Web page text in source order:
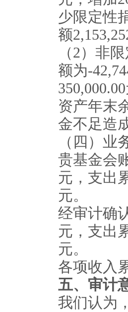
少限定性
额
（2）非
额为-
资产年末
金不足造
（四）业
贵基金会
元，支出
元。
经审计确
元，支出
元。
各项收入
五、审计
我们认为